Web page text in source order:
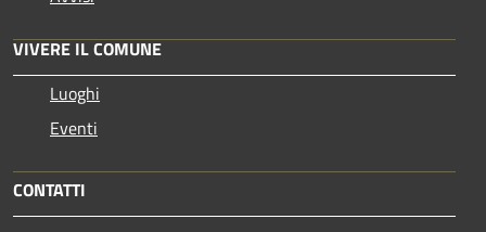
VIVERE IL COMUNE
Luoghi
Eventi
CONTATTI